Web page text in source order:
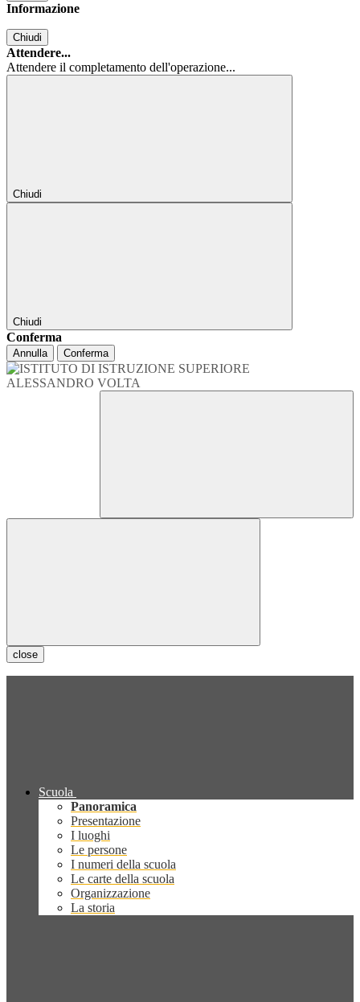
Informazione
Chiudi
Attendere...
Attendere il completamento dell'operazione...
Chiudi
Chiudi
Conferma
Annulla Conferma
close
Scuola
Panoramica
Presentazione
I luoghi
Le persone
I numeri della scuola
Le carte della scuola
Organizzazione
La storia